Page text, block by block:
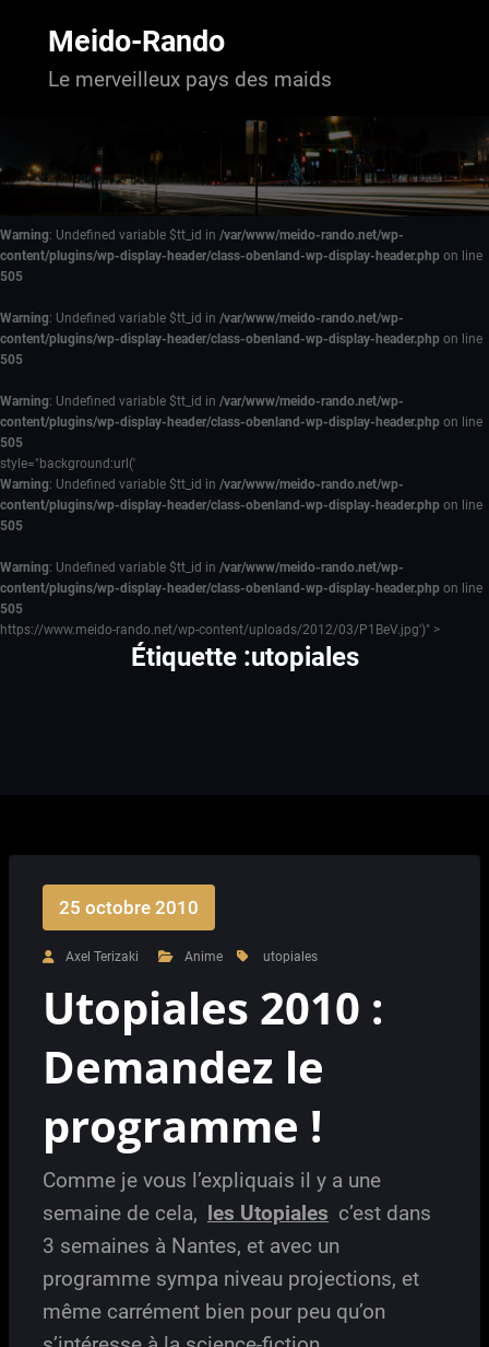
Meido-Rando
Le merveilleux pays des maids
Warning: Undefined variable $tt_id in /var/www/meido-rando.net/wp-
content/plugins/wp-display-header/class-obenland-wp-display-header.php on line
505
Warning: Undefined variable $tt_id in /var/www/meido-rando.net/wp-
content/plugins/wp-display-header/class-obenland-wp-display-header.php on line
505
Warning: Undefined variable $tt_id in /var/www/meido-rando.net/wp-
content/plugins/wp-display-header/class-obenland-wp-display-header.php on line
505
style="background:url('
Warning: Undefined variable $tt_id in /var/www/meido-rando.net/wp-
content/plugins/wp-display-header/class-obenland-wp-display-header.php on line
505
Warning: Undefined variable $tt_id in /var/www/meido-rando.net/wp-
content/plugins/wp-display-header/class-obenland-wp-display-header.php on line
505
https://www.meido-rando.net/wp-content/uploads/2012/03/P1BeV.jpg')" >
Étiquette :utopiales
25 octobre 2010
Axel Terizaki Anime utopiales
Utopiales 2010 :
Demandez le
programme !
Comme je vous l’expliquais il y a une
semaine de cela, les Utopiales c’est dans
3 semaines à Nantes, et avec un
programme sympa niveau projections, et
même carrément bien pour peu qu’on